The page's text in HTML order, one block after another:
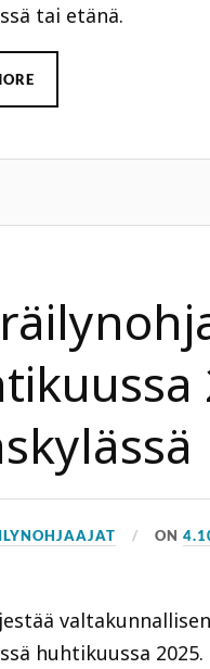
tai etänä.
ON
huhtikuussa